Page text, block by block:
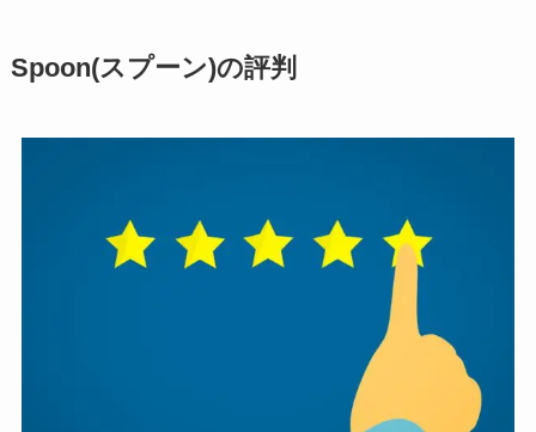
Spoon(スプーン)の評判